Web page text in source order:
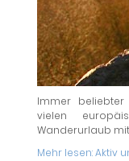
Immer
vielen
Wanderurlaub
Mehr lesen:Aktiv